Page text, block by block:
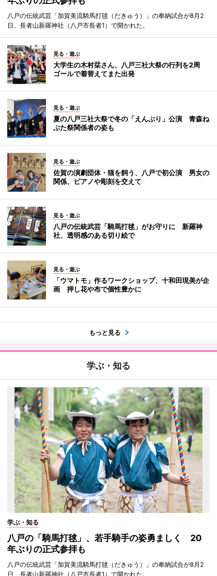
八戸の伝統武芸「加賀美流騎馬打毬（だきゅう）」の奉納試合が8月2
日、長者山新羅神社（八戸市長者1）で開かれた。
見る・遊ぶ
大学生の木村栞さん、八戸三社大祭の行列を2周
ゴールで着替えてまた出発
見る・遊ぶ
夏の八戸三社大祭で冬の「えんぶり」公演 青森ね
ぶた祭関係者の姿も
見る・遊ぶ
佐賀の演劇団体・猫を飼う、八戸で初公演 男女の
関係、ピアノや彫刻を交えて
見る・遊ぶ
八戸の伝統武芸「騎馬打毬」がお守りに 新羅神
社、透明感のある切り絵で
見る・遊ぶ
「ウマトモ」作るワークショップ、十和田現美が企
画 押し花や布で個性豊かに
もっと見る
学ぶ・知る
学ぶ・知る
八戸の「騎馬打毬」、若手騎手の姿勇ましく 20
年ぶりの正式参拝も
八戸の伝統武芸「加賀美流騎馬打毬（だきゅう）」の奉納試合が8月2
日、長者山新羅神社（八戸市長者1）で開かれた。